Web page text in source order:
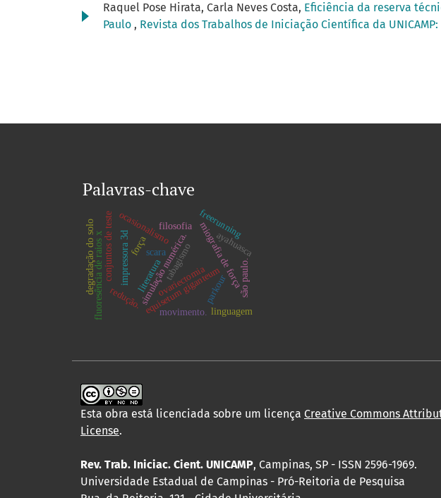
Raquel Pose Hirata, Carla Neves Costa, Eficiência da reserva
Paulo , Revista dos Trabalhos de Iniciação Científica da
Palavras-chave
impressora 3d scara
simulação numérica.
equisetum giganteum
ovariectomiamiografia de força
ayahuasca
tabagismo
redução.
ocasionalismo
força
movimento.
parkour
freerunning
são paulo.
fluoresência de raios xconjuntos de teste literatura
filosofia
degradação do solo
linguagem
Esta obra está licenciada sobre um licença Creative Commons
License.
Rev. Trab. Iniciac. Cient. UNICAMP, Campinas, SP - ISSN 2596-1969.
Universidade Estadual de Campinas - Pró-Reitoria de Pesquisa